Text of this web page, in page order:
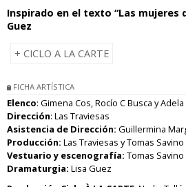
Inspirado en el texto “Las mujeres
Guez
+ CICLO A LA CARTE
FICHA ARTÍSTICA
Elenco: Gimena Cos, Rocío C Busca y
Dirección: Las Traviesas
Asistencia de Dirección: Guillermina
Producción: Las Traviesas y Tomas Savino
Vestuario y escenografía: Tomas Savino
Dramaturgia: Lisa Guez